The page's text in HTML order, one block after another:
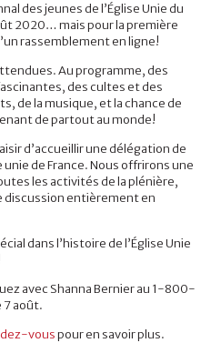
des jeunes de l’Église Unie du
2020… mais pour la première
rassemblement en ligne!
Au programme, des
des cultes et des
de la musique, et la chance de
de partout au monde!
d’accueillir une délégation de
de France. Nous offrirons une
les activités de la plénière,
discussion entièrement en
dans l’histoire de l’Église Unie
avec Shanna Bernier au 1-800-
7 août.
vouspour en savoir plus.